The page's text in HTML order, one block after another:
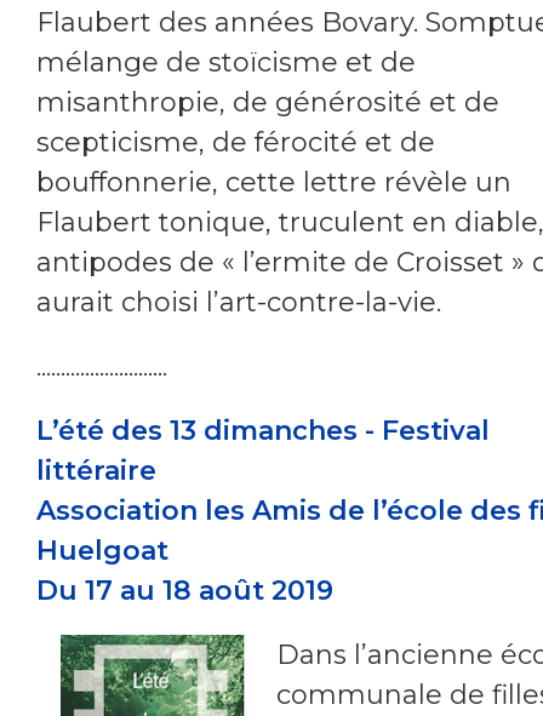
Flaubert des années Bovary.
mélange de stoïcisme et de
misanthropie, de générosité et de
scepticisme, de férocité et de
bouffonnerie, cette lettre révèle un
Flaubert tonique, truculent en
antipodes de « l’ermite de Croisset »
aurait choisi l’art-contre-la-vie.
...........................
L’été des 13 dimanches - Festival
littéraire
Association les Amis de l’école des
Huelgoat
Du 17 au 18 août 2019
Dans l’ancienne
communale de